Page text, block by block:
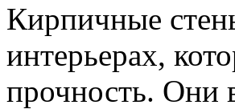
Кирпичные
интерьерах,
прочность. Они